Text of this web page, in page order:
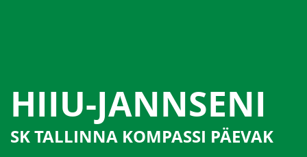
HIIU-JANNSENI
SK TALLINNA KOMPASSI PÄEVAK